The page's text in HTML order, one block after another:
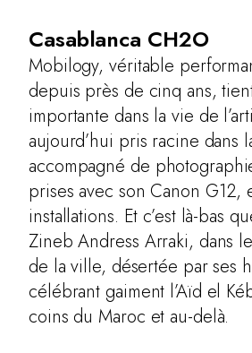
Casablanca CH2O
Mobilogy, véritable
depuis près de cinq ans,
importante dans la vie de
aujourd’hui pris racine dans
accompagné de
prises avec son Canon G12,
installations. Et c’est là-bas
Zineb Andress Arraki, dans
de la ville, désertée par ses
célébrant gaiment l’Aïd el
coins du Maroc et au-delà.